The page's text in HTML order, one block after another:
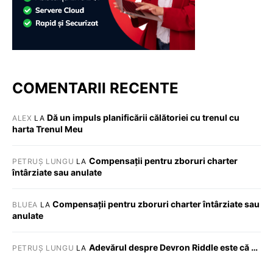
COMENTARII RECENTE
ALEX LA Dă un impuls planificării călătoriei cu trenul cu
harta Trenul Meu
PETRUȘ LUNGU LA Compensații pentru zboruri charter
întârziate sau anulate
BLUEA LACompensații pentru zboruri charter întârziate sau
anulate
PETRUȘ LUNGU LA Adevărul despre Devron Riddle este că …